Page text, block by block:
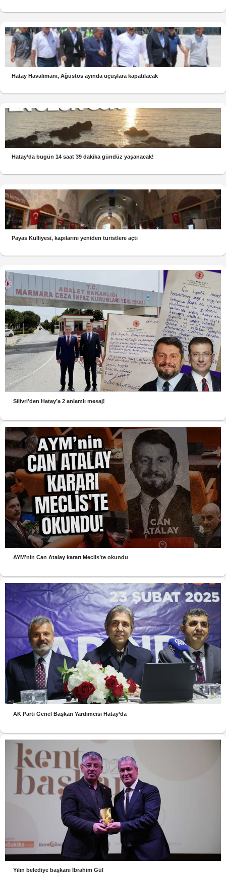
Hatay Havalimanı, Ağustos ayında uçuşlara kapatılacak
Hatay’da bugün 14 saat 39 dakika gündüz yaşanacak!
Payas Külliyesi, kapılarını yeniden turistlere açtı
Silivri’den Hatay’a 2 anlamlı mesaj!
AYM’nin Can Atalay kararı Meclis’te okundu
AK Parti Genel Başkan Yardımcısı Hatay’da
Yılın belediye başkanı İbrahim Gül